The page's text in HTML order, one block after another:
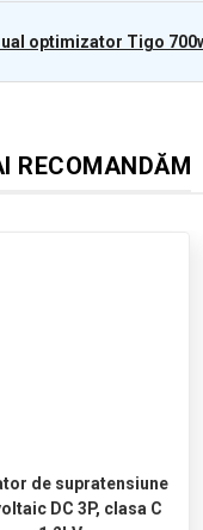
optimizator Tigo
RECOMANDĂM
de supratensiune
DC 3P, clasa C